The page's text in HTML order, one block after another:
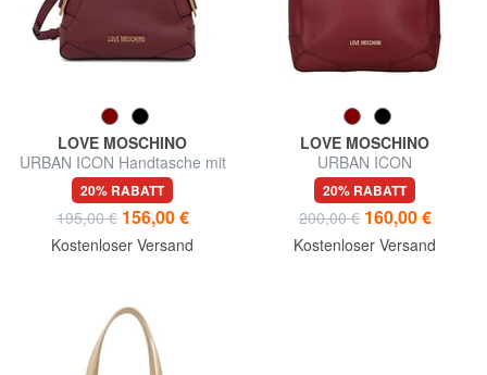
LOVE MOSCHINO
URBAN ICON Handtasche mit
Schulterriemen
20% RABATT
195,00 € 156,00 €
Kostenloser Versand
LOVE MOSCHINO
URBAN ICON
Umhängetasche
20% RABATT
200,00 € 160,00 €
Kostenloser Versand